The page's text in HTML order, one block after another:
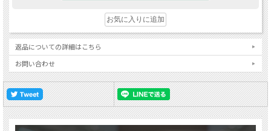
返品についての詳細はこちら
お問い合わせ